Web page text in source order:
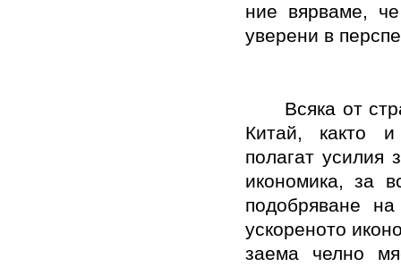
ние вярваме,
уверени в
Всяка от
Китай, както
полагат усилия
икономика, за
подобряване
ускореното
заема челно